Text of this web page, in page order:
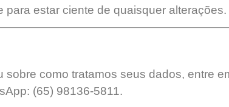
estar ciente de quaisquer alterações.
como tratamos seus dados, entre
(65) 98136-5811.